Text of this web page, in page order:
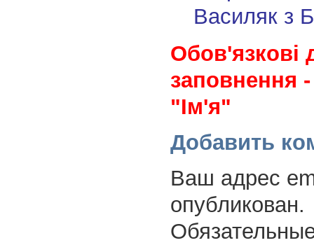
Василяк з
Обов'язкові
заповнення
"Ім'я"
Добавить
Ваш адрес
опубликован.